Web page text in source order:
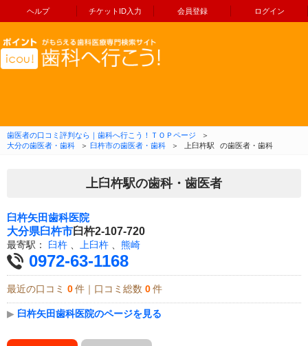
ヘルプ チケットID入力 会員登録 ログイン
コンテンツへ移動
歯医者の口コミ評判なら｜歯科へ行こう！ＴＯＰページ
＞
大分の歯医者・歯科
＞ 臼杵市の歯医者・歯科 ＞ 上臼杵駅 の歯医者・歯科
上臼杵駅の歯科・歯医者
臼杵矢田歯科医院
大分県臼杵市臼杵2-107-720
最寄駅： 臼杵 上臼杵 熊崎
0972-63-1168
最近の口コミ 0 件｜口コミ総数 0 件
▶ 臼杵矢田歯科医院のページを見る